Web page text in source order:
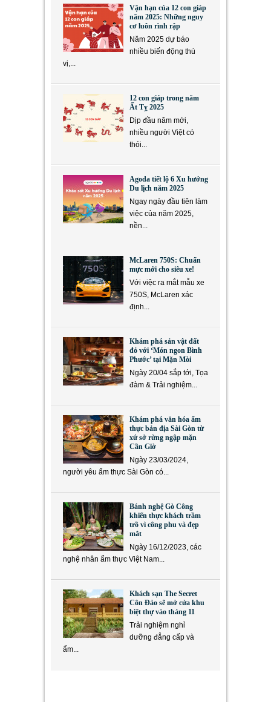
Vận hạn của 12 con giáp
năm 2025: Những nguy
cơ luôn rình rập
Năm 2025 dự báo
nhiều biến động thú
vị,...
12 con giáp trong năm
Ất Tỵ 2025
Dịp đầu năm mới,
nhiều người Việt có
thói...
Agoda tiết lộ 6 Xu hướng
Du lịch năm 2025
Ngay ngày đầu tiên làm
việc của năm 2025,
nền...
McLaren 750S: Chuẩn
mực mới cho siêu xe!
Với việc ra mắt mẫu xe
750S, McLaren xác
định...
Khám phá sản vật đất
đỏ với ‘Món ngon Bình
Phước’ tại Mặn Mòi
Ngày 20/04 sắp tới, Tọa
đàm & Trải nghiệm...
Khám phá văn hóa ẩm
thực bản địa Sài Gòn từ
xứ sở rừng ngập mặn
Cần Giờ
Ngày 23/03/2024,
người yêu ẩm thực Sài Gòn có...
Bánh nghệ Gò Công
khiến thực khách trầm
trồ vì công phu và đẹp
mắt
Ngày 16/12/2023, các
nghệ nhân ẩm thực Việt Nam...
Khách sạn The Secret
Côn Đảo sẽ mở cửa khu
biệt thự vào tháng 11
Trải nghiệm nghỉ
dưỡng đẳng cấp và
ẩm...